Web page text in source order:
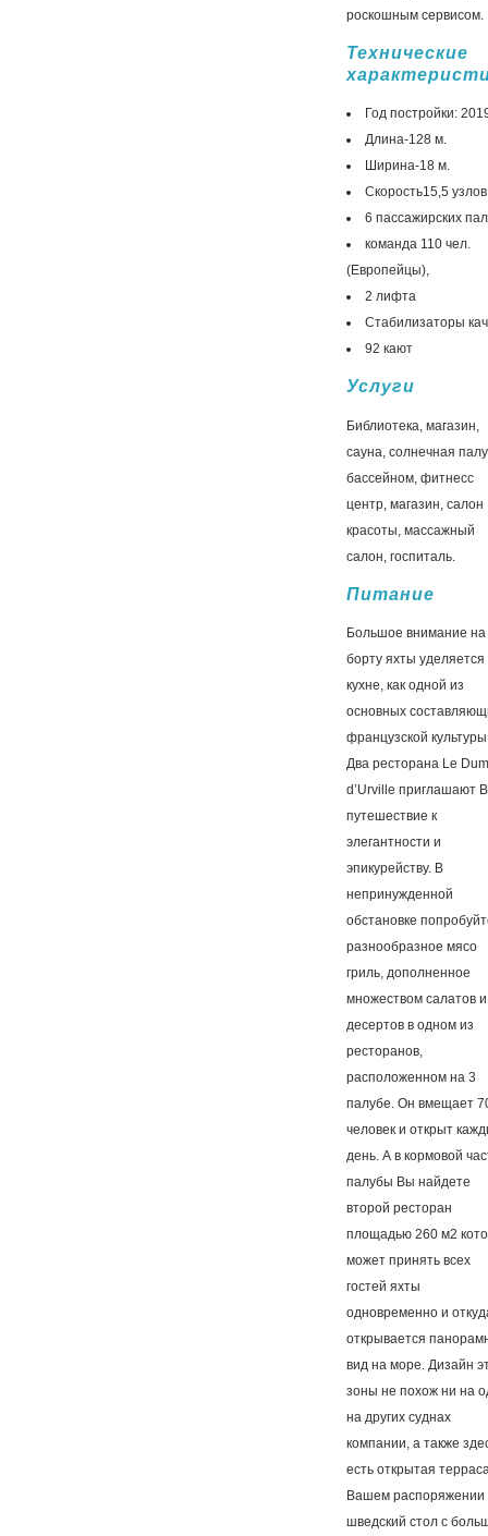
роскошным сервисом.
Технические
Год постройки:
Длина-128 м.
Ширина-18 м.
Скорость15,5 узлов
6 пассажирских
команда 110 чел.
(Европейцы),
2 лифта
Стабилизаторы
92 кают
Услуги
Библиотека, магазин,
сауна, солнечная
бассейном, фитнесс
центр, магазин, салон
красоты, массажный
салон, госпиталь.
Питание
Большое внимание на
борту яхты уделяется
кухне, как одной из
основных
французской
Два ресторана Le
d’Urville приглашают
путешествие к
элегантности и
эпикурейству. В
непринужденной
обстановке
разнообразное мясо
гриль, дополненное
множеством салатов и
десертов в одном из
ресторанов,
расположенном на 3
палубе. Он вмещает
человек и открыт
день. А в кормовой
палубы Вы найдете
второй ресторан
площадью 260 м2
может принять всех
гостей яхты
одновременно и
открывается
вид на море. Дизайн
зоны не похож ни на
на других суднах
компании, а также
есть открытая
Вашем распоряжении
шведский стол с